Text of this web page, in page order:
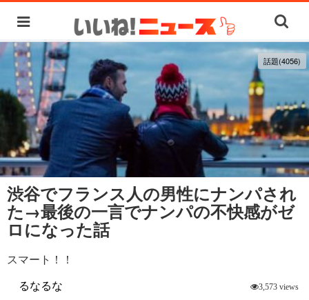
話題(4056)
渋谷でフランス人の男性にナンパされ
た→最後の一言でナンパの不快感がゼ
ロになった話
スマート！！
るなるな
3,573 views